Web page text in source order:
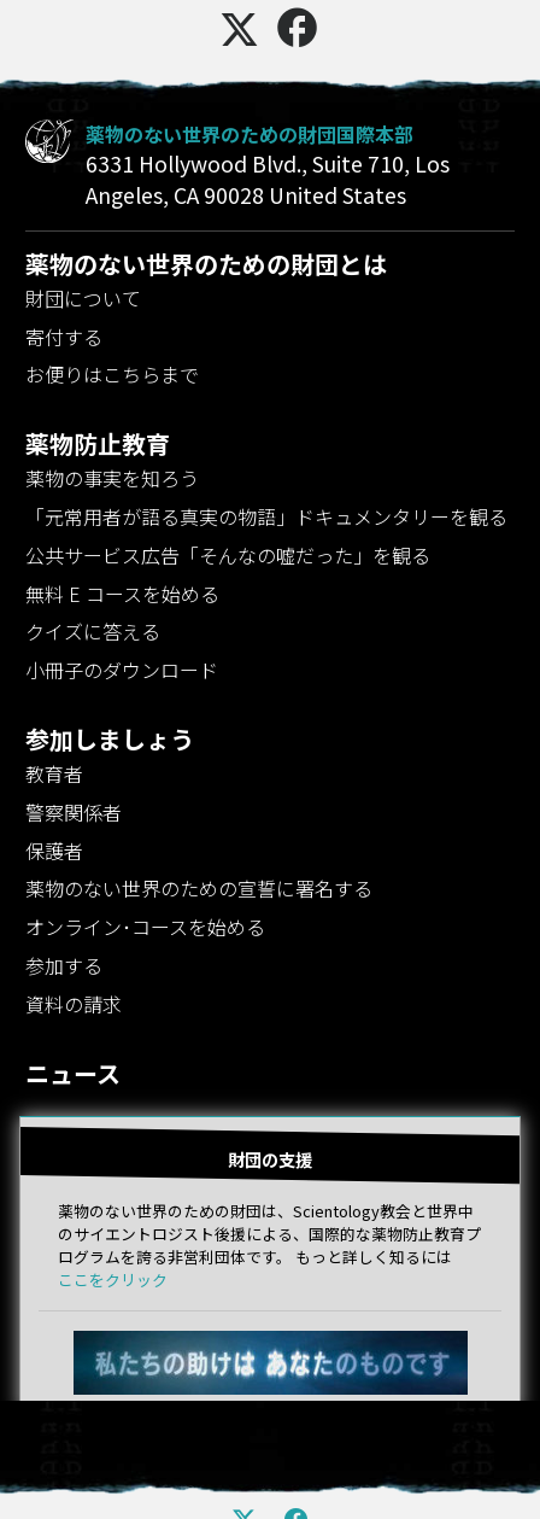
薬物のない世界のための財団国際本部
6331 Hollywood Blvd., Suite 710, Los
Angeles, CA 90028 United States
薬物のない世界のための財団とは
財団について
寄付する
お便りはこちらまで
薬物防止教育
薬物の事実を知ろう
「元常用者が語る真実の物語」 ドキュメンタリーを観る
公共サービス広告「そんなの嘘だった」を観る
無料 E コースを始める
クイズに答える
小冊子のダウンロード
参加しましょう
教育者
警察関係者
保護者
薬物のない世界のための宣誓に署名する
オンライン･コースを始める
参加する
資料の請求
ニュース
財団の支援
薬物のない世界のための財団は、Scientology教会と世界中
のサイエントロジスト後援による、国際的な薬物防止教育プ
ログラムを誇る非営利団体です。 もっと詳しく知るには
ここをクリック